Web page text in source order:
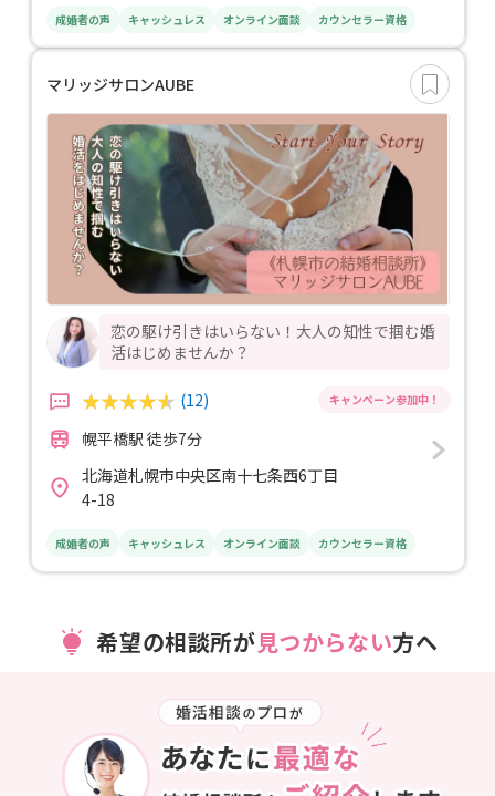
成婚者の声 キャッシュレス オンライン面談 カウンセラー資格
マリッジサロンAUBE
恋の駆け引きはいらない！大人の知性で掴む婚
活はじめませんか？
(12)
幌平橋駅 徒歩7分
北海道札幌市中央区南十七条西6丁目
4-18
成婚者の声 キャッシュレス オンライン面談 カウンセラー資格
希望の相談所が見つからない方へ